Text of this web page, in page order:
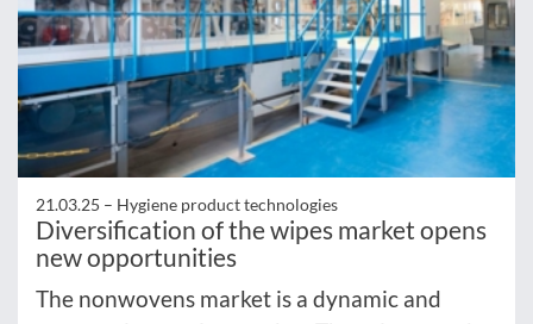
21.03.25 – Hygiene product technologies
Diversification of the wipes market opens
new opportunities
The nonwovens market is a dynamic and